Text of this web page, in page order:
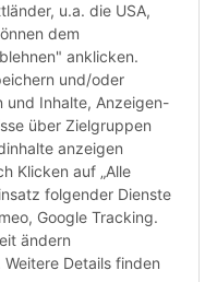
dass
u.a. die USA,
dem
anklicken.
und/oder
und Inhalte, Anzeigen-
über Zielgruppen
anzeigen
Klicken auf „Alle
folgender Dienste
Google Tracking.
ändern
Details finden